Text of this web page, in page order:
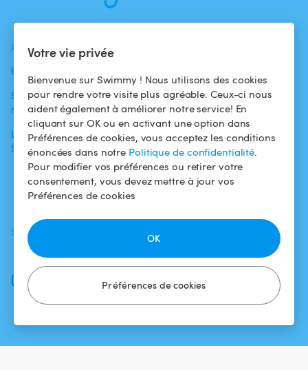
Votre vie privée
Bienvenue sur Swimmy ! Nous utilisons des cookies
pour rendre votre visite plus agréable. Ceux-ci nous
aident également à améliorer notre service! En
cliquant sur OK ou en activant une option dans
Préférences de cookies, vous acceptez les conditions
énoncées dans notre Politique de confidentialité.
Pour modifier vos préférences ou retirer votre
consentement, vous devez mettre à jour vos
Préférences de cookies
Préférences de cookies
OK
ACTUALITÉS
Blog
Swimmy dans les
médias
L'aventure
Swimmy
baigneurs
Pour les
propriétaires
Louer ma piscine
Comment ça
marche ?
Conditions
d'utilisation
Politique de
confidentialité
Mentions légales
SUIVEZ-NOUS
Facebook
Instagram